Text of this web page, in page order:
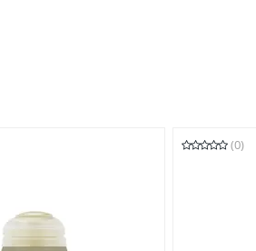
(0)